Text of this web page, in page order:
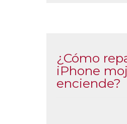
¿Cómo
iPhone
enciende?